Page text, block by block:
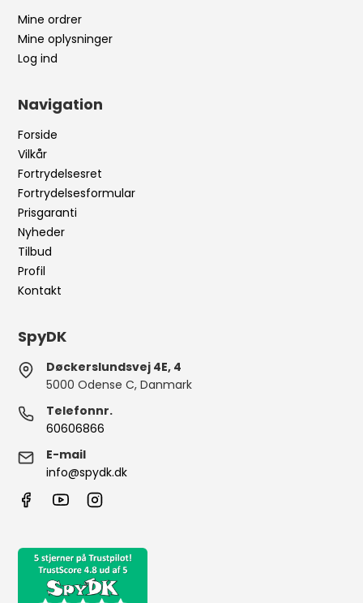
Mine ordrer
Mine oplysninger
Log ind
Navigation
Forside
Vilkår
Fortrydelsesret
Fortrydelsesformular
Prisgaranti
Nyheder
Tilbud
Profil
Kontakt
SpyDK
Døckerslundsvej 4E, 4
5000 Odense C, Danmark
Telefonnr.
60606866
E-mail
info@spydk.dk